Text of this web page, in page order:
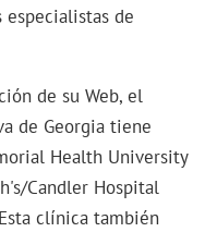
de
de su Web, el
de Georgia tiene
Health University
Candler Hospital
clínica también